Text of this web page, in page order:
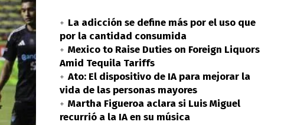
La adicción se define más por el uso que
por la cantidad consumida
Mexico to Raise Duties on Foreign Liquors
Amid Tequila Tariffs
Ato: El dispositivo de IA para mejorar la
vida de las personas mayores
Martha Figueroa aclara si Luis Miguel
recurrió a la IA en su música